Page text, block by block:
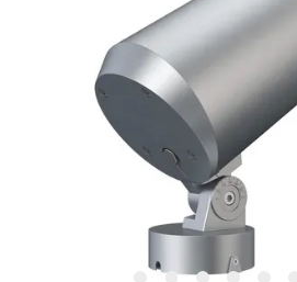
गोपनीयता